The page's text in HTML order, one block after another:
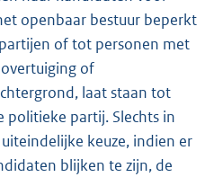
openbaar bestuur beperkt
of tot personen met
of
laat staan tot
politieke partij. Slechts in
keuze, indien er
blijken te zijn, de